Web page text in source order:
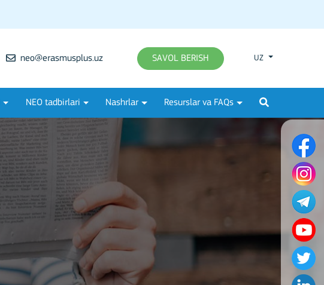
neo@erasmusplus.uz SAVOL BERISH UZ
NEO tadbirlari Nashrlar Resurslar va FAQs